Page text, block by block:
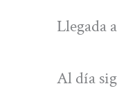
Llegada
Al día